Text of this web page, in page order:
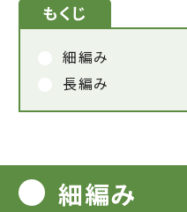
もくじ
細編み
長編み
細編み